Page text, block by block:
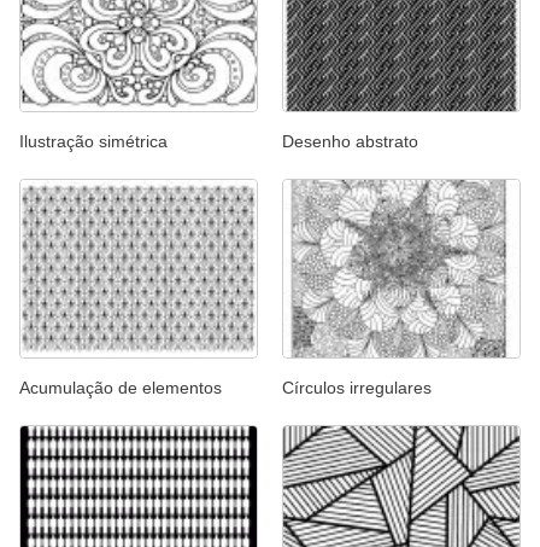
Ilustração simétrica Desenho abstrato
Acumulação de elementos Círculos irregulares